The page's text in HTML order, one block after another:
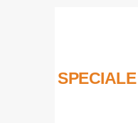
SPECIALE